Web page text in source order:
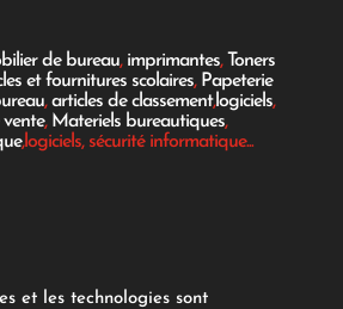
de bureau, imprimantes, Toners
et fournitures scolaires, Papeterie
,articles de classement,logiciels,
, Materiels bureautiques,
,logiciels, sécurité informatique...
et les technologies sont